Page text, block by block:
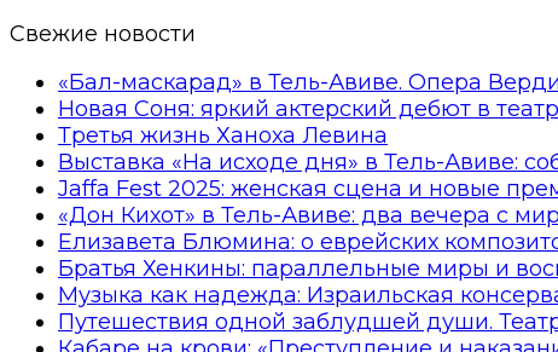
Свежие новости
«Бал-маскарад» в Тель-Авиве. Опера
Новая Соня: яркий актерский дебют в
Третья жизнь Ханоха Левина
Выставка «На исходе дня» в Тель-Авиве:
Jaffa Fest 2025: женская сцена и новые
«Дон Кихот» в Тель-Авиве: два вечера с
Елизавета Блюмина: о еврейских
Братья Хенкины: параллельные миры и
Музыка как надежда: Израильская
Путешествия одной заблудшей души.